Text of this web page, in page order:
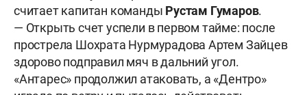
считает капитан команды Рустам Гумаров.
— Открыть счет успели в первом тайме: после
прострела Шохрата Нурмурадова Артем Зайцев
здорово подправил мяч в дальний угол.
«Антарес» продолжил атаковать, а «Дентро»